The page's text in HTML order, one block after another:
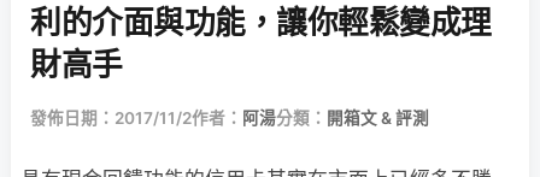
利的介面與功能，讓你輕鬆變成理
財高手
發佈日期：2017/11/2作者： 阿湯分類： 開箱文 & 評測